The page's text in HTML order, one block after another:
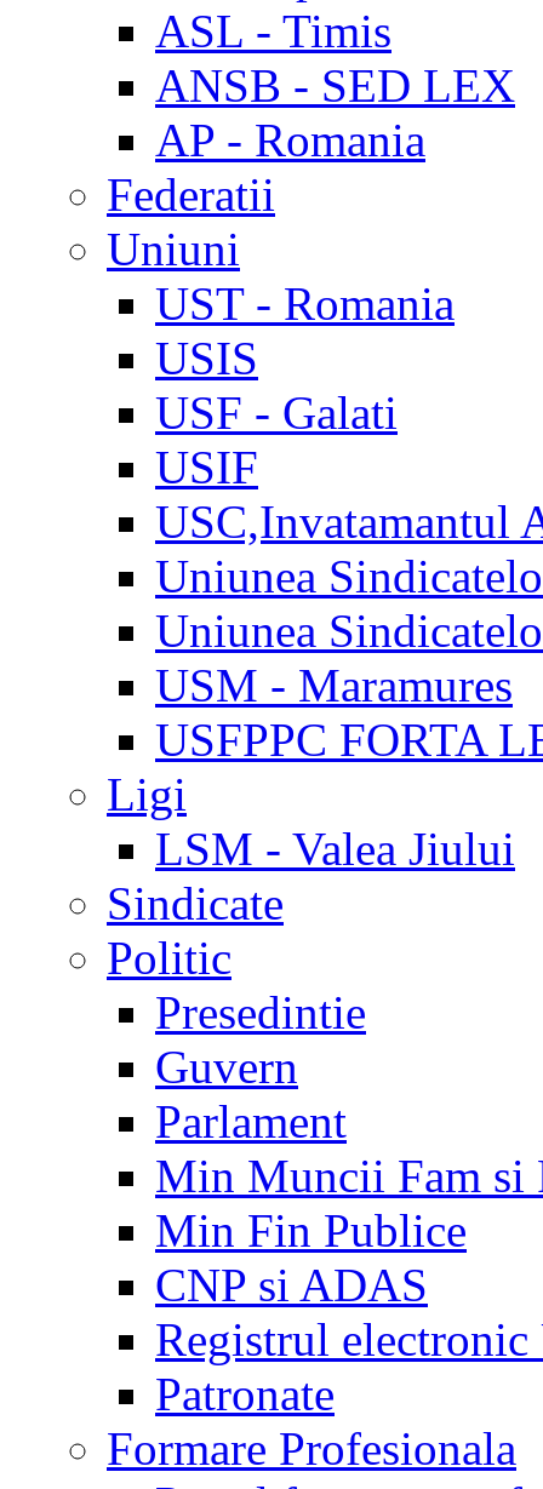
ASL - Timis
ANSB - SED LEX
AP - Romania
Federatii
Uniuni
UST - Romania
USIS
USF - Galati
USIF
USC,Invatamantul
Uniunea
Uniunea
USM - Maramures
USFPPC FORTA
Ligi
LSM - Valea Jiului
Sindicate
Politic
Presedintie
Guvern
Parlament
Min Muncii Fam si
Min Fin Publice
CNP si ADAS
Registrul electronic
Patronate
Formare Profesionala